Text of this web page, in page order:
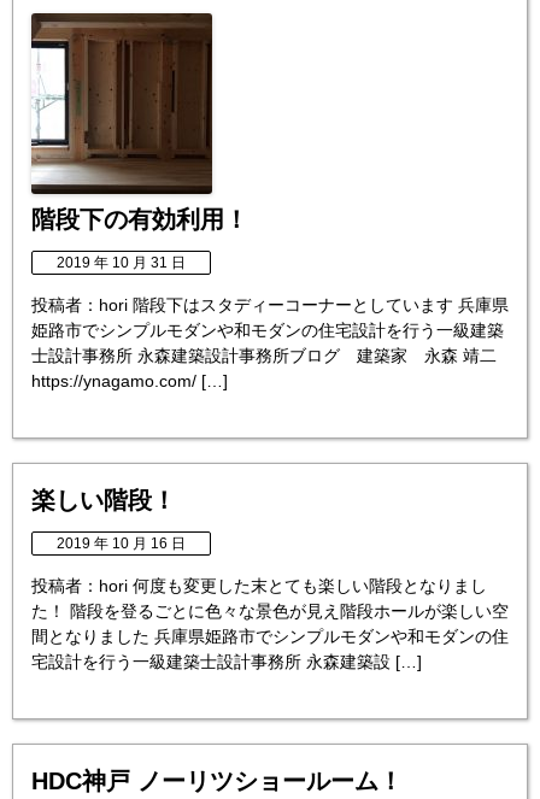
階段下の有効利用！
2019 年 10 月 31 日
投稿者：hori 階段下はスタディーコーナーとしています 兵庫県
姫路市でシンプルモダンや和モダンの住宅設計を行う一級建築
士設計事務所 永森建築設計事務所ブログ 建築家 永森 靖二
https://ynagamo.com/ […]
楽しい階段！
2019 年 10 月 16 日
投稿者：hori 何度も変更した末とても楽しい階段となりまし
た！ 階段を登るごとに色々な景色が見え階段ホールが楽しい空
間となりました 兵庫県姫路市でシンプルモダンや和モダンの住
宅設計を行う一級建築士設計事務所 永森建築設 […]
HDC神戸 ノーリツショールーム！